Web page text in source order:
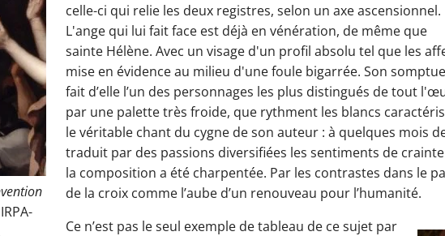
celle-ci qui relie les deux registres, selon un axe ascensionnel.
L'ange qui lui fait face est déjà en vénération, de même que
sainte Hélène. Avec un visage d'un profil absolu tel que les
mise en évidence au milieu d'une foule bigarrée. Son
fait d’elle l’un des personnages les plus distingués de tout
par une palette très froide, que rythment les blancs
le véritable chant du cygne de son auteur : à quelques mois
traduit par des passions diversifiées les sentiments de
la composition a été charpentée. Par les contrastes dans le
de la croix comme l’aube d’un renouveau pour l’humanité.
Ce n’est pas le seul exemple de tableau de ce sujet par